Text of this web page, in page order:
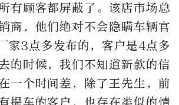
有顾客都屏蔽了。该店市场总
商，他们绝对不会隐瞒车辆官
家3点多发布的，客户是4点多
的时候，我们不知道新款的信
一个时间差，除了王先生，前
提车的客户，也存在类似的情